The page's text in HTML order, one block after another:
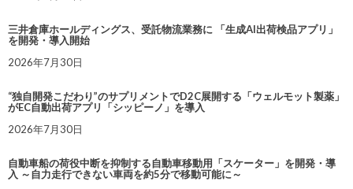
三井倉庫ホールディングス、受託物流業務に 「生成AI出荷検品アプリ」
を開発・導入開始
2026年7月30日
“独自開発こだわり”のサプリメントでD2C展開する「ウェルモット製薬」
がEC自動出荷アプリ「シッピーノ」を導入
2026年7月30日
自動車船の荷役中断を抑制する自動車移動用「スケーター」を開発・導
入 ～自力走行できない車両を約5分で移動可能に～